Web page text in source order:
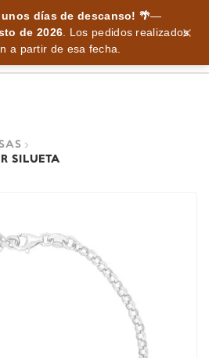
unos días de descanso! 🌴—
de 2026. Los pedidos realizados
a partir de esa fecha.
SILUETA